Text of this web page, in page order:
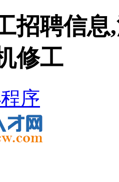
招聘信
修工
序